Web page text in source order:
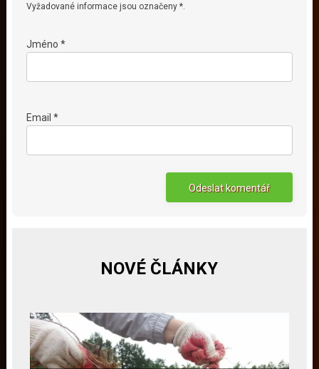
Vyžadované informace jsou označeny *.
Jméno *
Email *
NOVÉ ČLÁNKY